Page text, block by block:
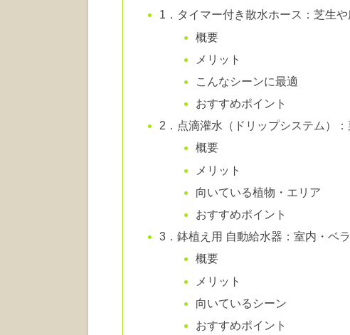
1．タイマー付き散水ホース：芝生
概要
メリット
こんなシーンに最適
おすすめポイント
2．点滴灌水（ドリップシステム）
概要
メリット
向いている植物・エリア
おすすめポイント
3．鉢植え用 自動給水器：室内・ベ
概要
メリット
向いているシーン
おすすめポイント